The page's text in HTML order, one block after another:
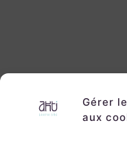
Gérer
aux